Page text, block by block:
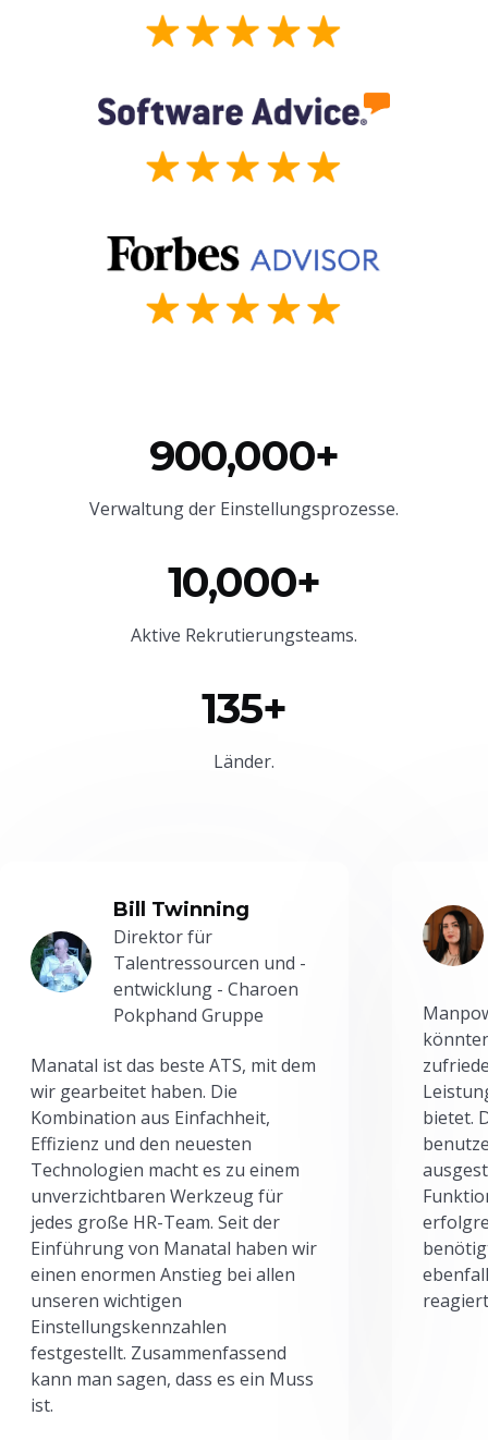
900,000+
Verwaltung der Einstellungsprozesse.
10,000+
Aktive Rekrutierungsteams.
135+
Länder.
Bill Twinning
Direktor für
Talentressourcen und -
entwicklung - Charoen
Pokphand Gruppe
Manatal ist das beste ATS, mit dem
wir gearbeitet haben. Die
Kombination aus Einfachheit,
Effizienz und den neuesten
Technologien macht es zu einem
unverzichtbaren Werkzeug für
jedes große HR-Team. Seit der
Einführung von Manatal haben wir
einen enormen Anstieg bei allen
unseren wichtigen
Einstellungskennzahlen
festgestellt. Zusammenfassend
kann man sagen, dass es ein Muss
ist.
bietet.